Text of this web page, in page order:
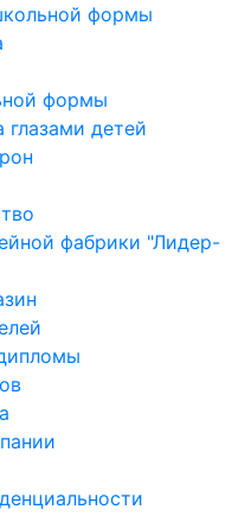
формы
формы
детей
фабрики "Лидер-